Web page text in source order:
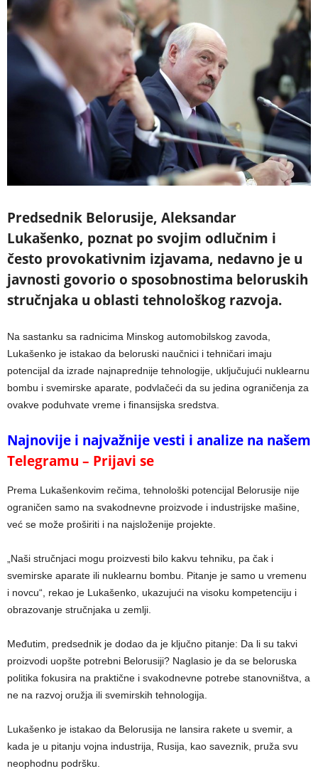
Predsednik Belorusije, Aleksandar
Lukašenko, poznat po svojim odlučnim i
često provokativnim izjavama, nedavno je u
javnosti govorio o sposobnostima beloruskih
stručnjaka u oblasti tehnološkog razvoja.
Na sastanku sa radnicima Minskog automobilskog zavoda,
Lukašenko je istakao da beloruski naučnici i tehničari imaju
potencijal da izrade najnaprednije tehnologije, uključujući nuklearnu
bombu i svemirske aparate, podvlačeći da su jedina ograničenja za
ovakve poduhvate vreme i finansijska sredstva.
Najnovije i najvažnije vesti i analize na našem
Telegramu – Prijavi se
Prema Lukašenkovim rečima, tehnološki potencijal Belorusije nije
ograničen samo na svakodnevne proizvode i industrijske mašine,
već se može proširiti i na najsloženije projekte.
„Naši stručnjaci mogu proizvesti bilo kakvu tehniku, pa čak i
svemirske aparate ili nuklearnu bombu. Pitanje je samo u vremenu
i novcu“, rekao je Lukašenko, ukazujući na visoku kompetenciju i
obrazovanje stručnjaka u zemlji.
Međutim, predsednik je dodao da je ključno pitanje: Da li su takvi
proizvodi uopšte potrebni Belorusiji? Naglasio je da se beloruska
politika fokusira na praktične i svakodnevne potrebe stanovništva, a
ne na razvoj oružja ili svemirskih tehnologija.
Lukašenko je istakao da Belorusija ne lansira rakete u svemir, a
kada je u pitanju vojna industrija, Rusija, kao saveznik, pruža svu
neophodnu podršku.